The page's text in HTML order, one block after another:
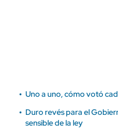
Uno a uno, cómo votó
Duro revés para el
sensible de la ley